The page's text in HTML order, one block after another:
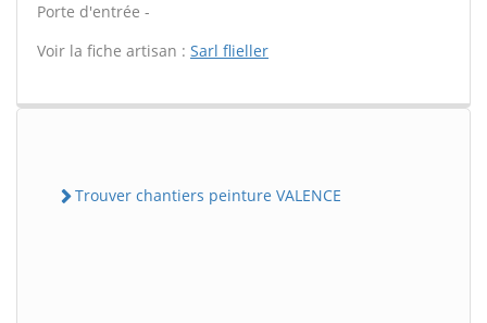
Porte d'entrée -
Voir la fiche artisan : Sarl flieller
Trouver chantiers peinture VALENCE